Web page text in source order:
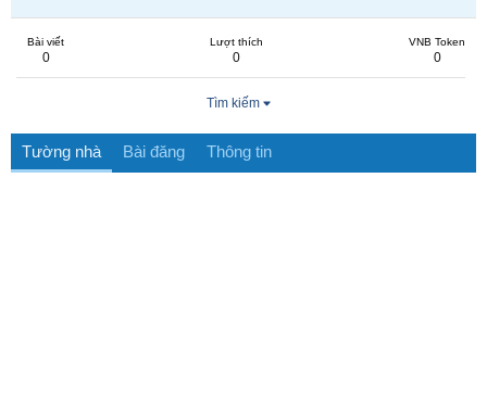
Bài viết
0
Lượt thích
0
VNB Token
0
Tìm kiếm
Tường nhà Bài đăng Thông tin